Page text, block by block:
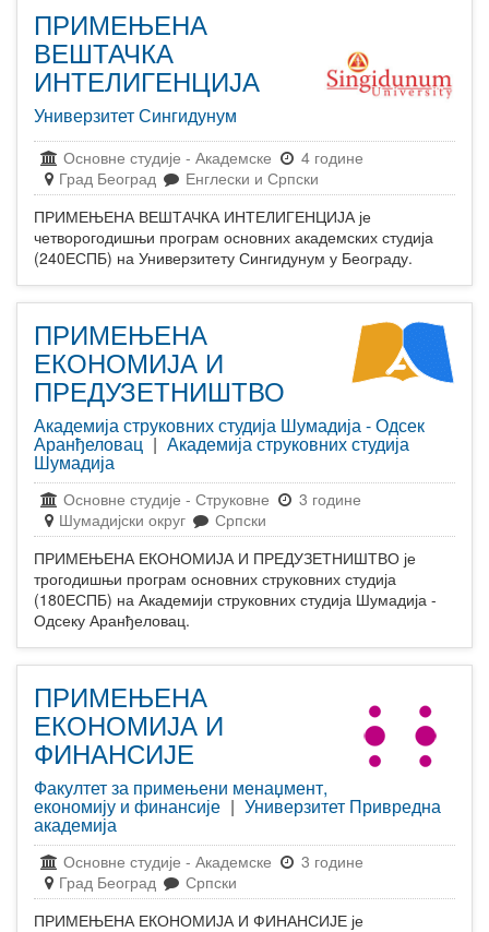
ПРИМЕЊЕНА
ВЕШТАЧКА
ИНТЕЛИГЕНЦИЈА
Универзитет Сингидунум
Основне студије - Академске
4 године
Град Београд
Енглески и Српски
ПРИМЕЊЕНА ВЕШТАЧКА ИНТЕЛИГЕНЦИЈА је
четворогодишњи програм основних академских студија
(240ЕСПБ) на Универзитету Сингидунум у Београду.
ПРИМЕЊЕНА
ЕКОНОМИЈА И
ПРЕДУЗЕТНИШТВО
Академија струковних студија Шумадија - Одсек
Аранђеловац | Академија струковних студија
Шумадија
Основне студије - Струковне
3 године
Шумадијски округ
Српски
ПРИМЕЊЕНА ЕКОНОМИЈА И ПРЕДУЗЕТНИШТВО је
трогодишњи програм основних струковних студија
(180ЕСПБ) на Академији струковних студија Шумадија -
Одсеку Аранђеловац.
ПРИМЕЊЕНА
ЕКОНОМИЈА И
ФИНАНСИЈЕ
Факултет за примењени менаџмент,
економију и финансије | Универзитет Привредна
академија
Основне студије - Академске
3 године
Град Београд
Српски
ПРИМЕЊЕНА ЕКОНОМИЈА И ФИНАНСИЈЕ је